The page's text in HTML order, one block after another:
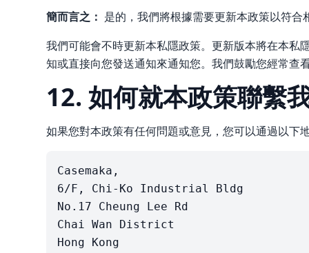
簡而言之： 是的，我們將根據需要更新本政策以符合
我們可能會不時更新本私隱政策。更新版本將在本私
知或直接向您發送通知來通知您。我們鼓勵您經常查
12. 如何就本政策聯繫
如果您對本政策有任何問題或意見，您可以通過以下
Casemaka,
6/F, Chi-Ko Industrial Bldg
No.17 Cheung Lee Rd
Chai Wan District